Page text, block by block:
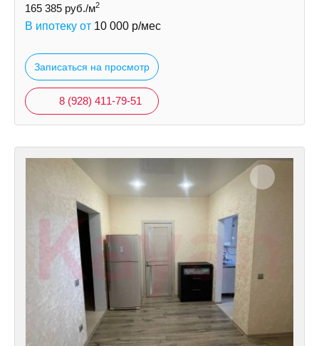
165 385 руб./м2
В ипотеку от 10 000 р/мес
Записаться на просмотр
8 (928) 411-79-51